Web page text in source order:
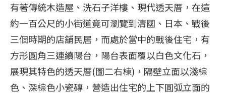
有著傳統木造屋、洗石子洋樓、現代透天厝，在這
約一百公尺的小街道竟可瀏覽到清國、日本、戰後
三個時期的店舖民居，而處於當中的戰後住宅，有
方形圓角三連續陽台，陽台表面覆以白色文化石，
展現其特色的透天厝(圖二右棟)，隔壁立面以淺棕
色、深棕色小瓷磚，營造出住宅的上下圓弧立面的